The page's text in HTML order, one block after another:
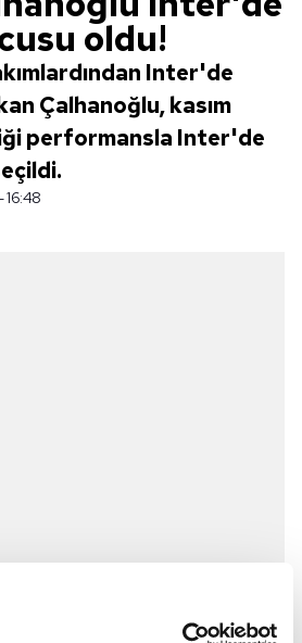
oldu!
Inter'de
Çalhanoğlu, kasım
performansla Inter'de
16:48
, Inter'de